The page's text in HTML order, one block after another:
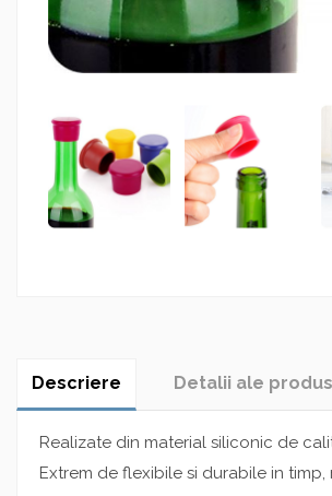
Descriere Detalii ale
Realizate din material siliconic de
Extrem de flexibile si durabile in